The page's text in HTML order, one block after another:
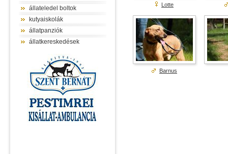
állateledel boltok
kutyaiskolák
állatpanziók
állatkereskedések
Lotte
Barnus